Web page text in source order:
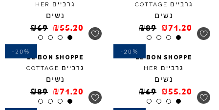
גרביים COTTAGE
נשים
₪89 ₪71.20
גרביים HER
נשים
₪69 ₪55.20
-20%
LE BONSHOPPE
גרביים HER
נשים
₪69 ₪55.20
-20%
LE BONSHOPPE
גרביים COTTAGE
נשים
₪89 ₪71.20